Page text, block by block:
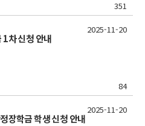
351
차 신청 안내
84
2025-11-20
장학금 학생 신청 안내
2025-11-20